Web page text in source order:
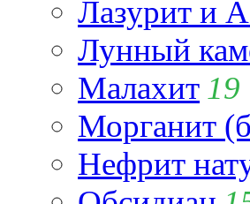
Лазурит и
Лунный
Малахит 19
Морганит
Нефрит